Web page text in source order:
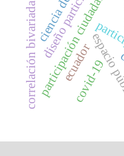
participación ciudadana
ecuador
correlación bivariada covid-19